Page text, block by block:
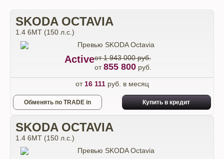
SKODA OCTAVIA
1.4 6MT (150 л.с.)
Activeот 1 943 000 руб.
от855 800 руб.
от 16 111руб. в месяц
Обменять по TRADE in Купить в кредит
SKODA OCTAVIA
1.4 6MT (150 л.с.)